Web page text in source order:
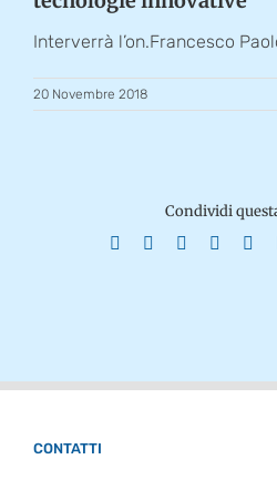
Interverrà l’on.Francesco
20 Novembre 2018
Condividi
Facebook Reddit
CONTATTI